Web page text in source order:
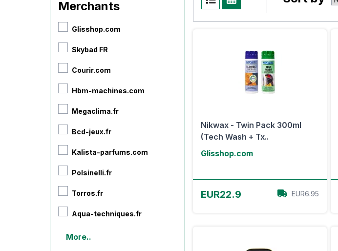
Merchants
Glisshop.com
Skybad FR
Courir.com
Hbm-machines.com
Megaclima.fr
Bcd-jeux.fr
Kalista-parfums.com
Polsinelli.fr
Torros.fr
Aqua-techniques.fr
More..
Nikwax - Twin Pack 300ml
(Tech Wash + Tx..
Glisshop.com
EUR22.9 EUR6.95